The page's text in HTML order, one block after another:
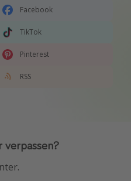
Facebook
TikTok
Pinterest
RSS
verpassen?